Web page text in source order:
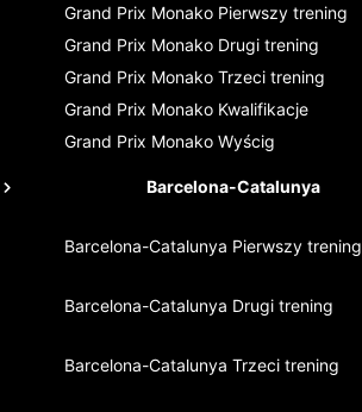
Grand Prix Monako Pierwszy trening
Grand Prix Monako Drugi trening
Grand Prix Monako Trzeci trening
Grand Prix Monako Kwalifikacje
Grand Prix Monako Wyścig
Barcelona-Catalunya
Barcelona-Catalunya Pierwszy trening
Barcelona-Catalunya Drugi trening
Barcelona-Catalunya Trzeci trening